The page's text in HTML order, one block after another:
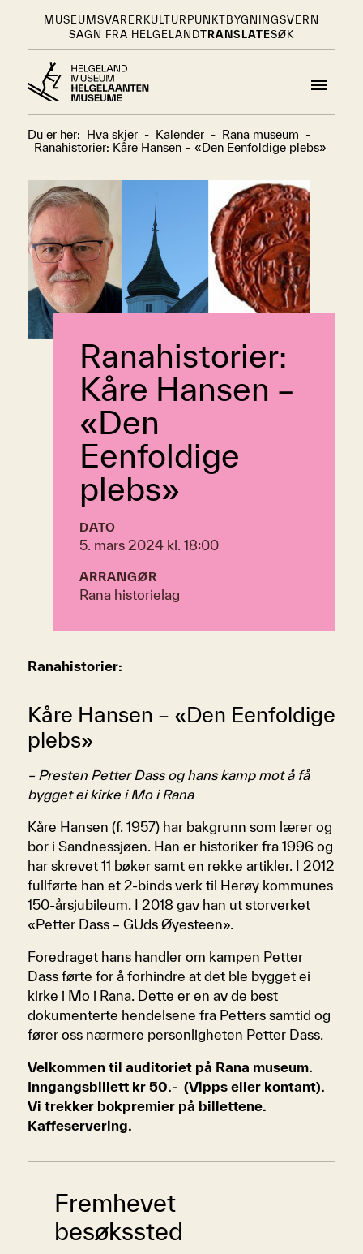
MUSEUMSVARER KULTURPUNKT BYGNINGSVERN
SAGN FRA HELGELANDTRANSLATESØK
Du er her: Hva skjer - Kalender - Rana museum -
Ranahistorier: Kåre Hansen – «Den Eenfoldige plebs»
Ranahistorier:
Kåre Hansen –
«Den
Eenfoldige
plebs»
DATO
5. mars 2024 kl. 18:00
ARRANGØR
Rana historielag
Sidemeny
Fremhevet
besøkssted
Ranahistorier:
Kåre Hansen – «Den Eenfoldige
plebs»
– Presten Petter Dass og hans kamp mot å få
bygget ei kirke i Mo i Rana
Kåre Hansen (f. 1957) har bakgrunn som lærer og
bor i Sandnessjøen. Han er historiker fra 1996 og
har skrevet 11 bøker samt en rekke artikler. I 2012
fullførte han et 2-binds verk til Herøy kommunes
150-årsjubileum. I 2018 gav han ut storverket
«Petter Dass – GUds Øyesteen».
Foredraget hans handler om kampen Petter
Dass førte for å forhindre at det ble bygget ei
kirke i Mo i Rana. Dette er en av de best
dokumenterte hendelsene fra Petters samtid og
fører oss nærmere personligheten Petter Dass.
Velkommen til auditoriet på Rana museum.
Inngangsbillett kr 50.- (Vipps eller kontant).
Vi trekker bokpremier på billettene.
Kaffeservering.